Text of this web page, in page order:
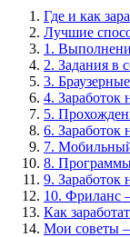
Где и как
Лучшие
1.
2. Задания в
3.
4. Заработок
5.
6. Заработок
7. Мобильный
8. Программы
9. Заработок
10. Фриланс
Как
Мои советы